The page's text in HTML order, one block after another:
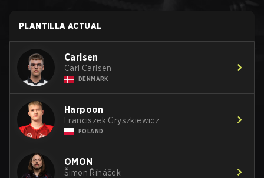
PLANTILLA ACTUAL
Carlsen
Carl Carlsen
DENMARK
Harpoon
Franciszek Gryszkiewicz
POLAND
OMON
Šimon Říháček